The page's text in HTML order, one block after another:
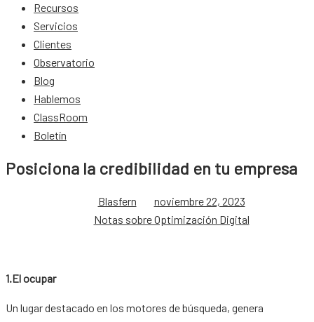
Recursos
Servicios
Clientes
Observatorio
Blog
Hablemos
ClassRoom
Boletín
Posiciona la credibilidad en tu empresa
Blasfern
noviembre 22, 2023
Notas sobre Optimización Digital
1.El ocupar
Un lugar destacado en los motores de búsqueda, genera